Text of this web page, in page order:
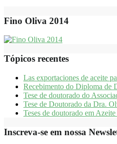
Fino Oliva 2014
Tópicos recentes
Las exportaciones de aceite
Recebimento do Diploma de
Tese de doutorado do
Tese de Doutorado da Dra.
Teses de doutorado em
Inscreva-se em nossa